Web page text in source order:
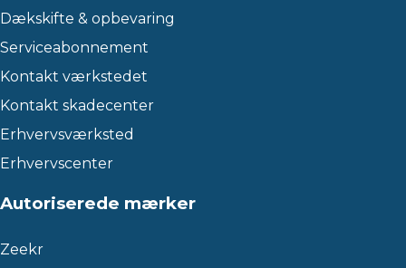
Dækskifte & opbevaring
Serviceabonnement
Kontakt værkstedet
Kontakt skadecenter
Erhvervsværksted
Erhvervscenter
Autoriserede mærker
Zeekr